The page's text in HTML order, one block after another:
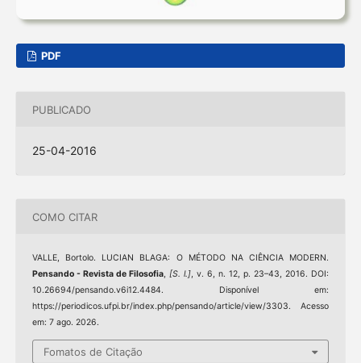
PDF
PUBLICADO
25-04-2016
COMO CITAR
VALLE, Bortolo. LUCIAN BLAGA: O MÉTODO NA CIÊNCIA MODERN.
Pensando - Revista de Filosofia,[S. l.], v. 6, n. 12, p. 23–43, 2016. DOI:
10.26694/pensando.v6i12.4484. Disponível em:
https://periodicos.ufpi.br/index.php/pensando/article/view/3303. Acesso
em: 7 ago. 2026.
Fomatos de Citação